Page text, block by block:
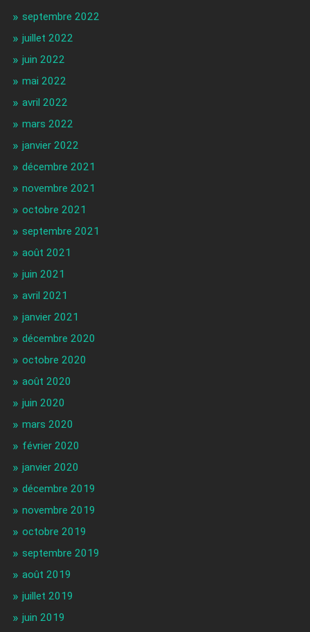
septembre 2022
juillet 2022
juin 2022
mai 2022
avril 2022
mars 2022
janvier 2022
décembre 2021
novembre 2021
octobre 2021
septembre 2021
août 2021
juin 2021
avril 2021
janvier 2021
décembre 2020
octobre 2020
août 2020
juin 2020
mars 2020
février 2020
janvier 2020
décembre 2019
novembre 2019
octobre 2019
septembre 2019
août 2019
juillet 2019
juin 2019